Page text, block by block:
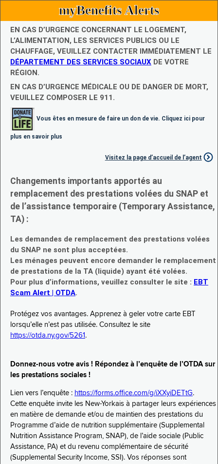
myBenefits Alerts
EN CAS D’URGENCE CONCERNANT LE LOGEMENT,
L’ALIMENTATION, LES SERVICES PUBLICS OU LE
CHAUFFAGE, VEUILLEZ CONTACTER IMMÉDIATEMENT LE
DÉPARTEMENT DES SERVICES SOCIAUX DE VOTRE
RÉGION.
EN CAS D’URGENCE MÉDICALE OU DE DANGER DE MORT,
VEUILLEZ COMPOSER LE 911.
Vous êtes en mesure de faire un don de vie. Cliquez ici pour
plus en savoir plus
Visitez la page d’accueil de l’agent
Changements importants apportés au
remplacement des prestations volées du SNAP et
de l’assistance temporaire (Temporary Assistance,
TA) :
Les demandes de remplacement des prestations volées
du SNAP ne sont plus acceptées.
Les ménages peuvent encore demander le remplacement
de prestations de la TA (liquide) ayant été volées.
Pour plus d’informations, veuillez consulter le site : EBT
Scam Alert | OTDA.
Protégez vos avantages. Apprenez à geler votre carte EBT
lorsqu’elle n’est pas utilisée. Consultez le site
https://otda.ny.gov/5261 .
Donnez-nous votre avis ! Répondez à l’enquête de l’OTDA sur
les prestations sociales !
Lien vers l’enquête : https://forms.office.com/g/iXXyiDETtG.
Cette enquête invite les New-Yorkais à partager leurs expériences
en matière de demande et/ou de maintien des prestations du
Programme d’aide de nutrition supplémentaire (Supplemental
Nutrition Assistance Program, SNAP), de l’aide sociale (Public
Assistance, PA) et du revenu complémentaire de sécurité
(Supplemental Security Income, SSI). Vos réponses sont